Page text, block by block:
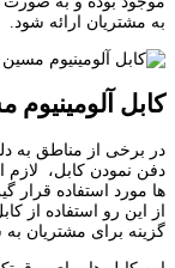
به مشتریان ارائه شود.
کابل آلومینیوم
در برخی از مناطق به
دفن نمودن کابل،
ها مورد استفاده قرار
از این رو استفاده از
گزینه برای مشتریان